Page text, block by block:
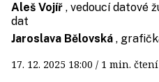
Aleš Vojíř , vedoucí datové
dat
Jaroslava Bělovská ,
17. 12. 2025 18:00 / 1 min.